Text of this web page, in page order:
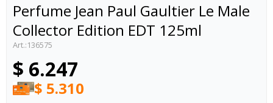
Perfume Jean Paul Gaultier Le Male
Collector Edition EDT 125ml
136575
$ 6.247
$ 5.310